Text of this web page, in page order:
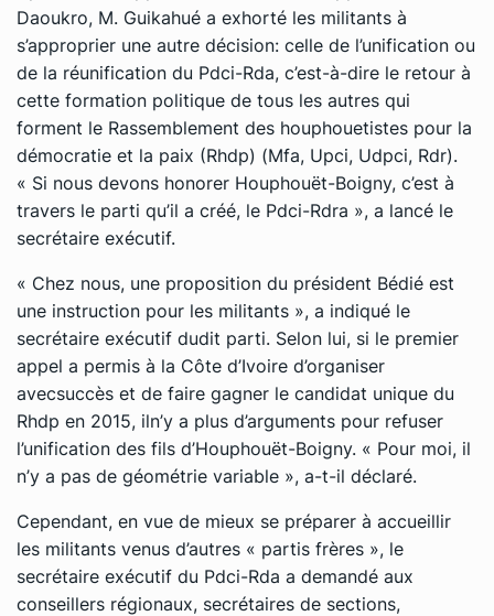
Daoukro, M. Guikahué a exhorté les militants à
s’approprier une autre décision: celle de l’unification ou
de la réunification du Pdci-Rda, c’est-à-dire le retour à
cette formation politique de tous les autres qui
forment le Rassemblement des houphouetistes pour la
démocratie et la paix (Rhdp) (Mfa, Upci, Udpci, Rdr).
« Si nous devons honorer Houphouët-Boigny, c’est à
travers le parti qu’il a créé, le Pdci-Rdra », a lancé le
secrétaire exécutif.
« Chez nous, une proposition du président Bédié est
une instruction pour les militants », a indiqué le
secrétaire exécutif dudit parti. Selon lui, si le premier
appel a permis à la Côte d’Ivoire d’organiser
avecsuccès et de faire gagner le candidat unique du
Rhdp en 2015, iln’y a plus d’arguments pour refuser
l’unification des fils d’Houphouët-Boigny. « Pour moi, il
n’y a pas de géométrie variable », a-t-il déclaré.
Cependant, en vue de mieux se préparer à accueillir
les militants venus d’autres « partis frères », le
secrétaire exécutif du Pdci-Rda a demandé aux
conseillers régionaux, secrétaires de sections,